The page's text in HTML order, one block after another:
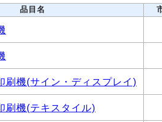
品目名
刷機(サイン・ディスプレイ)
刷機(テキスタイル)